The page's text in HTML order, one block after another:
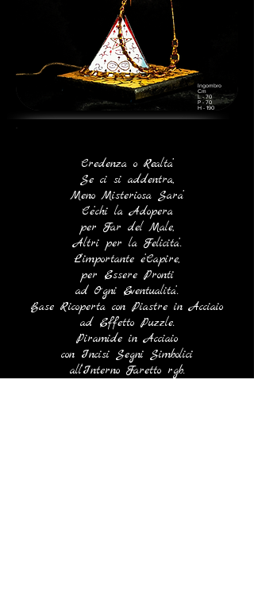
Ingombro
Cm
L - 70
P - 70
H - 190
Credenza o Realta’
Se ci si addentra,
Meno Misteriosa Sara’
C’e’chi la Adopera
per Far del Male,
Altri per la Felicita’.
L’importante e’Capire,
per Essere Pronti
ad Ogni Eventualita’.
Base Ricoperta con Piastre in Acciaio
ad Effetto Puzzle.
Piramide in Acciaio
con Incisi Segni Simbolici
all’Interno Faretto rgb.